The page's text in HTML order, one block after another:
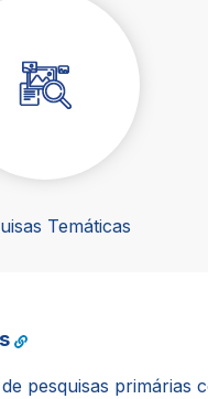
Temáticas
pesquisas primárias